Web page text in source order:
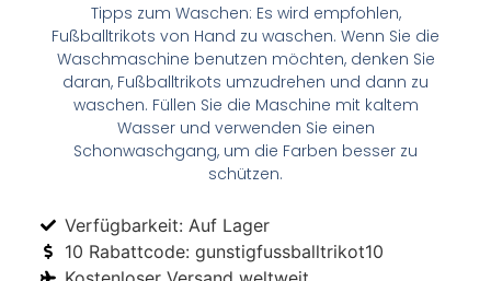
Tipps zum Waschen: Es wird empfohlen,
Fußballtrikots von Hand zu waschen. Wenn Sie die
Waschmaschine benutzen möchten, denken Sie
daran, Fußballtrikots umzudrehen und dann zu
waschen. Füllen Sie die Maschine mit kaltem
Wasser und verwenden Sie einen
Schonwaschgang, um die Farben besser zu
schützen.
Verfügbarkeit: Auf Lager
10 Rabattcode: gunstigfussballtrikot10